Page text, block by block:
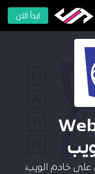
ابدأ الآن
خادم الويب،